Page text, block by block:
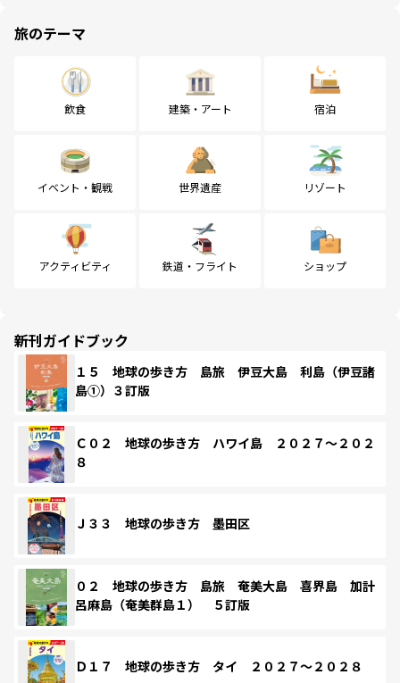
旅のテーマ
飲食 建築・アート 宿泊
イベント・観戦 世界遺産 リゾート
アクティビティ 鉄道・フライト ショップ
新刊ガイドブック
１５ 地球の歩き方 島旅 伊豆大島 利島（伊豆諸
島①）３訂版
Ｃ０２ 地球の歩き方 ハワイ島 ２０２７～２０２
８
Ｊ３３ 地球の歩き方 墨田区
０２ 地球の歩き方 島旅 奄美大島 喜界島 加計
呂麻島（奄美群島１） ５訂版
Ｄ１７ 地球の歩き方 タイ ２０２７～２０２８